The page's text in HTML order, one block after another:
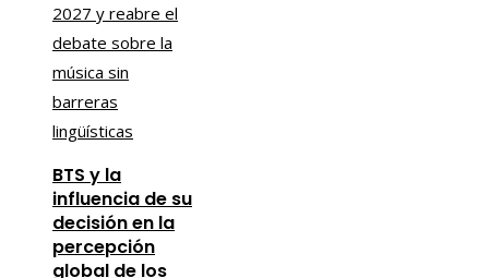
BTS y la
influencia de su
decisión en la
percepción
global de los